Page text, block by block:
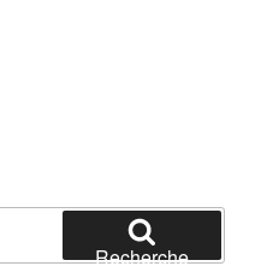
Recherche